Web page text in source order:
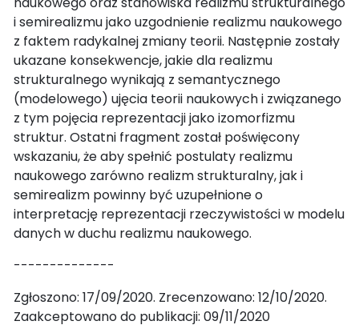
i semirealizmu jako uzgodnienie realizmu naukowego
z faktem radykalnej zmiany teorii. Następnie zostały
ukazane konsekwencje, jakie dla realizmu
strukturalnego wynikają z semantycznego
(modelowego) ujęcia teorii naukowych i związanego
z tym pojęcia reprezentacji jako izomorfizmu
struktur. Ostatni fragment został poświęcony
wskazaniu, że aby spełnić postulaty realizmu
naukowego zarówno realizm strukturalny, jak i
semirealizm powinny być uzupełnione o
interpretację reprezentacji rzeczywistości w modelu
danych w duchu realizmu naukowego.
--------------
Zgłoszono: 17/09/2020. Zrecenzowano: 12/10/2020.
Zaakceptowano do publikacji: 09/11/2020